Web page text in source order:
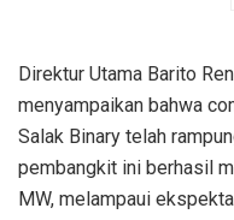
Direktur Utama Barito
menyampaikan bahwa
Salak Binary telah
pembangkit ini berhasil
MW, melampaui